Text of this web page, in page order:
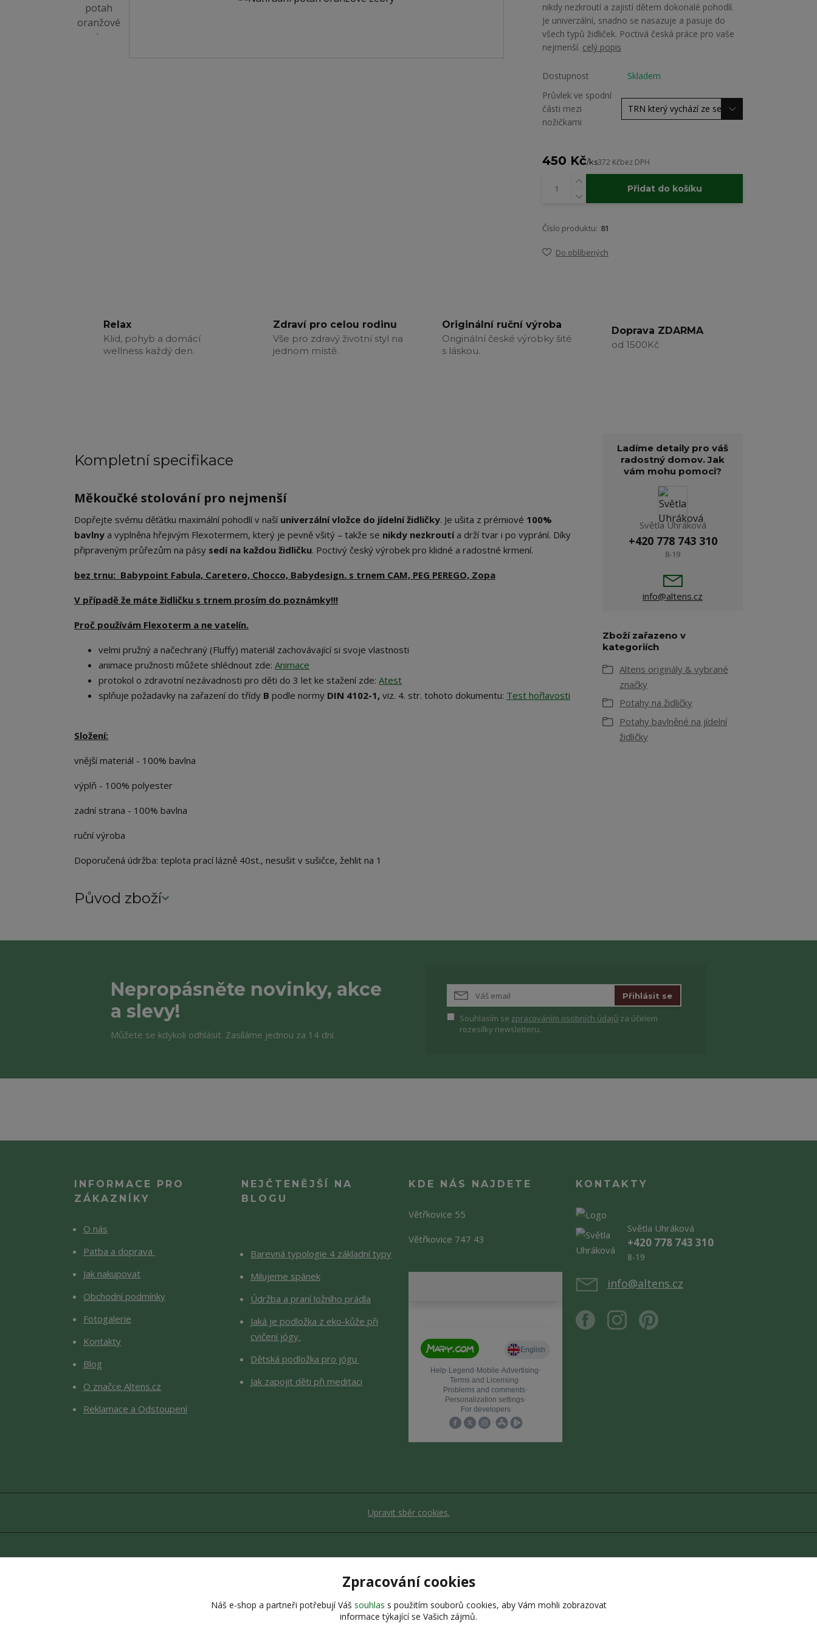
nikdy nezkroutí a zajistí dětem dokonalé pohodlí.
Je univerzální, snadno se nasazuje a pasuje do
všech typů židliček. Poctivá česká práce pro vaše
nejmenší. celý popis
Dostupnost
Skladem
Průvlek ve spodní
části mezi
nožičkami
450 Kč/ks372 Kčbez DPH
Přidat do košíku
Číslo produktu: 81
Do oblíbených
Relax
Klid, pohyb a domácí
wellness každý den.
Zdraví pro celou rodinu
Vše pro zdravý životní styl na
jednom místě.
Originální ruční výroba
Originální české výrobky šité
s láskou.
Doprava ZDARMA
od 1500Kč
Kompletní specifikace
Měkoučké stolování pro nejmenší
Dopřejte svému děťátku maximální pohodlí v naší univerzální vložce do jídelní židličky. Je ušita z prémiové 100%
bavlny a vyplněna hřejivým Flexotermem, který je pevně všitý – takže se nikdy nezkroutía drží tvar i po vyprání. Díky
připraveným průřezům na pásy sedí na každou židličku. Poctivý český výrobek pro klidné a radostné krmení.
bez trnu: Babypoint Fabula, Caretero, Chocco, Babydesign. s trnem CAM, PEG PEREGO, Zopa
V případě že máte židličku s trnem prosím do poznámky!!!
Proč používám Flexoterm a ne vatelín.
velmi pružný a načechraný (Fluffy) materiál zachovávající si svoje vlastnosti
animace pružnosti můžete shlédnout zde: Animace
protokol o zdravotní nezávadnosti pro děti do 3 let ke stažení zde: Atest
splňuje požadavky na zařazení do třídy B podle normy DIN 4102-1, viz. 4. str. tohoto dokumentu: Test hořlavosti
Složení:
vnější materiál - 100% bavlna
výplň - 100% polyester
zadní strana - 100% bavlna
ruční výroba
Doporučená údržba: teplota prací lázně 40st., nesušit v sušičce, žehlit na 1
Původ zboží
Ladíme detaily pro váš
radostný domov. Jak
vám mohu pomoci?
Světla Uhráková
+420 778 743 310
8-19
info@altens.cz
Zboží zařazeno v
kategoriích
Altens originály & vybrané
značky
Potahy na židličky
Potahy bavlněné na jídelní
židličky
Nepropásněte novinky, akce
a slevy!
Můžete se kdykoli odhlásit. Zasíláme jednou za 14 dní.
Přihlásit se
Souhlasím se zpracováním osobních údajů za účelem
rozesílky newsletteru.
INFORMACE PRO
ZÁKAZNÍKY
O nás
Patba a doprava
Jak nakupovat
Obchodní podmínky
Fotogalerie
Kontakty
Blog
O značce Altens.cz
Reklamace a Odstoupení
NEJČTENĚJŠÍ NA
BLOGU
Barevná typologie 4 základní typy
Milujeme spánek
Údržba a praní ložního prádla
Jaká je podložka z eko-kůže při
cvičení jógy
Dětská podložka pro jógu
Jak zapojit děti při meditaci
KDE NÁS NAJDETE
Větřkovice 55
Větřkovice 747 43
KONTAKTY
Světla Uhráková
+420 778 743 310
8-19
info@altens.cz
Upravit sběr cookies.
Copyright © 2026 Altens.cz. Obsah stránek je chráněn autorským zákonem. Jakékoli užití obsahu bez souhlasu autora je zakázáno.
Vytvořeno na
Eshop-rychle.cz
Zpracování cookies
Náš e-shop a partneři potřebují Váš souhlas s použitím souborů cookies, aby Vám mohli zobrazovat
informace týkající se Vašich zájmů.